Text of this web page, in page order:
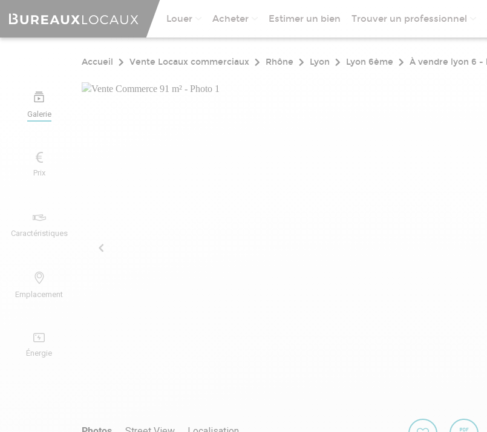
Louer Acheter Estimer un bien Trouver un professionnel
Galerie
Prix
Caractéristiques
Emplacement
Énergie
Accueil Vente Locaux commerciaux Rhône Lyon Lyon 6ème